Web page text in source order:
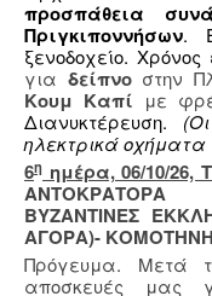
προσπάθεια
Πριγκιποννήσων.
ξενοδοχείο.
για δείπνο στην
Κουμ Καπί με
Διανυκτέρευση.
ηλεκτρικά οχήματα
6η ημέρα, 06/10/26,
ΑΝΤΟΚΡΑΤΟΡΑ
ΒΥΖΑΝΤΙΝΕΣ
ΑΓΟΡΑ)- ΚΟΜΟΤΗΝΗ
Πρόγευμα. Μετά
αποσκευές μας